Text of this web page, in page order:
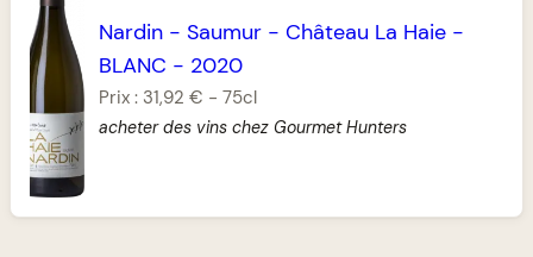
Nardin -Saumur - Château La Haie -
BLANC - 2020
Prix : 31,92 € -75cl
acheter des vins chez Gourmet Hunters